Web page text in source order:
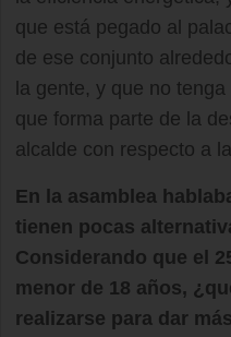
que está pegado al
de ese conjunto
la gente, y que no
que forma parte de la
alcalde con respecto a
En la asamblea
tienen pocas
Considerando que el
menor de 18 años,
realizarse para dar